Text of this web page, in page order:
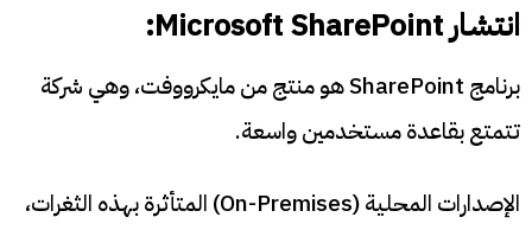
انتشار Microsoft SharePoint:
برنامج SharePoint هو منتج من مايكرووفت، وهي شركة
تتمتع بقاعدة مستخدمين واسعة.
الإصدارات المحلية (On-Premises) المتأثرة بهذه الثغرات،